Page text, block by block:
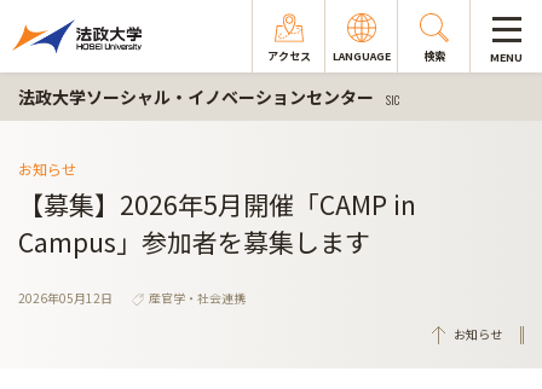
アクセス LANGUAGE 検索 MENU
法政大学ソーシャル・イノベーションセンター SIC
お知らせ
【募集】2026年5月開催「CAMP in
Campus」参加者を募集します
2026年05月12日
産官学・社会連携
お知らせ